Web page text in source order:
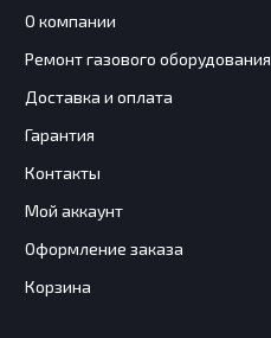
О компании
Ремонт газового оборудования
Доставка и оплата
Гарантия
Контакты
Мой аккаунт
Оформление заказа
Корзина